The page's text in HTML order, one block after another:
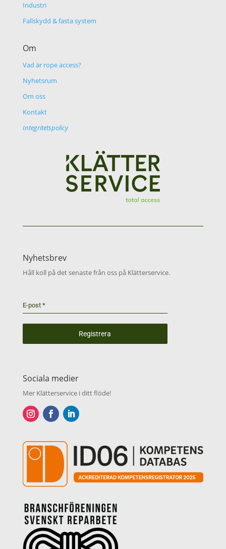
Industri
Fallskydd & fasta system
Om
Vad är rope access?
Nyhetsrum
Om oss
Kontakt
Integritetspolicy
Nyhetsbrev
Håll koll på det senaste från oss på Klätterservice.
E-post *
Registrera
Sociala medier
Mer Klätterservice i ditt flöde!